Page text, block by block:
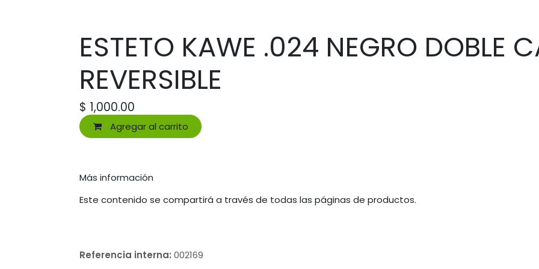
ESTETO KAWE .024 NEGRO DOBLE
REVERSIBLE
$ 1,000.00
Agregar al carrito
Más información
Este contenido se compartirá a través de todas las páginas de productos.
Referencia interna: 002169